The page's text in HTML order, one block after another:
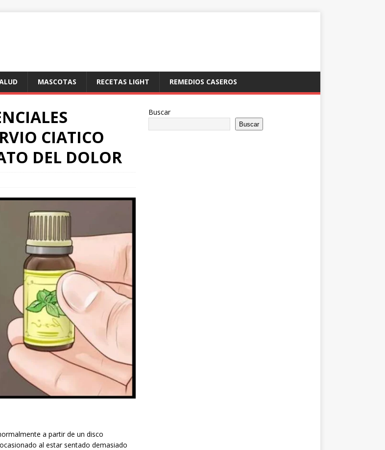
MASCOTAS RECETAS LIGHT REMEDIOS CASEROS
CIATICO
DEL DOLOR
a partir de un disco
al estar sentado demasiado
Buscar
Buscar